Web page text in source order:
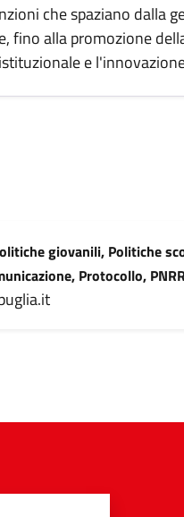
che spaziano dalla
fino alla promozione
e
giovanili, Politiche
Protocollo,